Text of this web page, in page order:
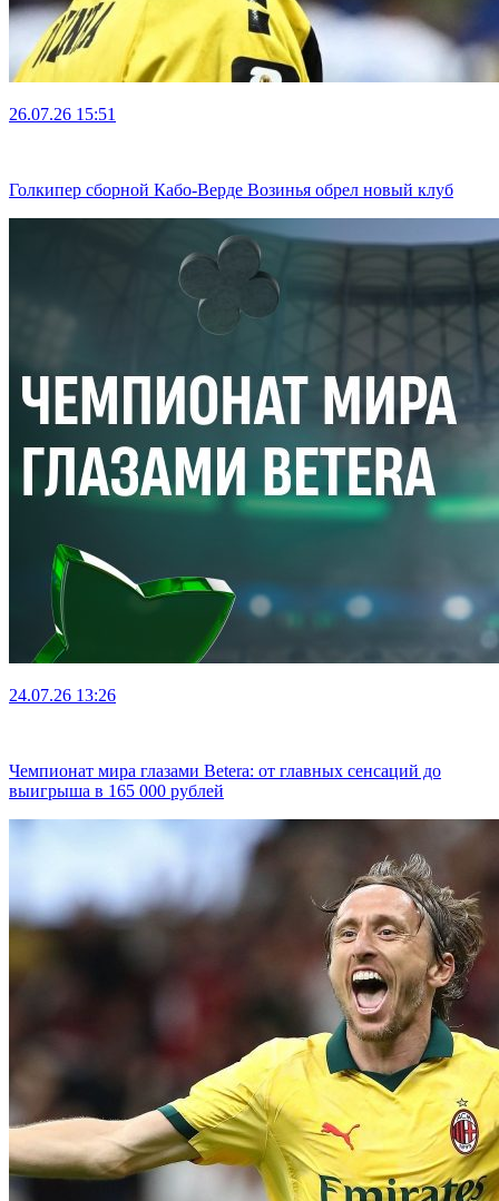
26.07.26 15:51
Голкипер сборной Кабо-Верде Возинья обрел новый клуб
24.07.26 13:26
Чемпионат мира глазами Betera: от главных сенсаций до
выигрыша в 165 000 рублей